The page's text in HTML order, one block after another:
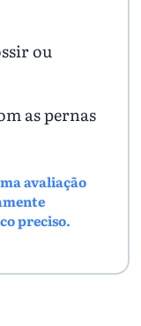
ou
as pernas
avaliação
preciso.